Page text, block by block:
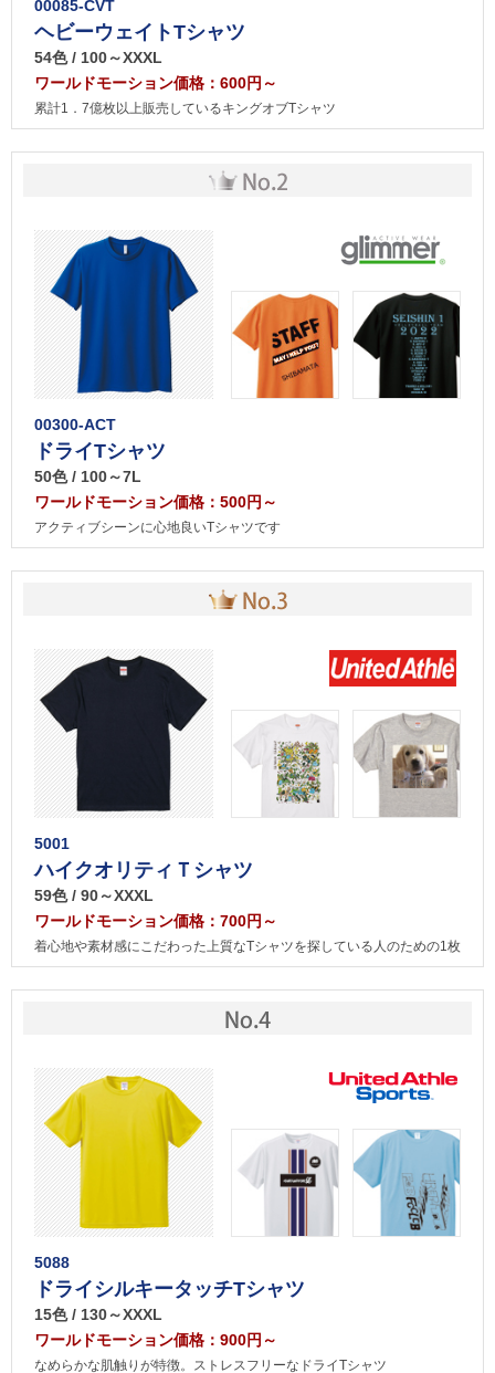
00085-CVT
ヘビーウェイトTシャツ
54色 / 100～XXXL
ワールドモーション価格：600円～
累計1．7億枚以上販売しているキングオブTシャツ
00300-ACT
ドライTシャツ
50色 / 100～7L
ワールドモーション価格：500円～
アクティブシーンに心地良いTシャツです
5001
ハイクオリティＴシャツ
59色 / 90～XXXL
ワールドモーション価格：700円～
着心地や素材感にこだわった上質なTシャツを探している人のための1枚
5088
ドライシルキータッチTシャツ
15色 / 130～XXXL
ワールドモーション価格：900円～
なめらかな肌触りが特徴。ストレスフリーなドライTシャツ